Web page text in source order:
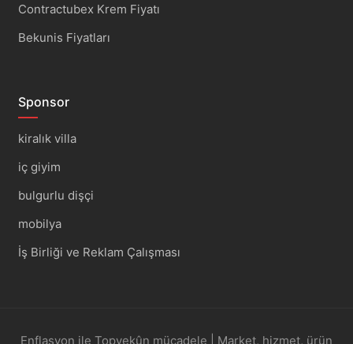
Contractubex Krem Fiyatı
Bekunis Fiyatları
Sponsor
kiralık villa
iç giyim
bulgurlu dişçi
mobilya
İş Birliği ve Reklam Çalışması
Enflasyon ile Topyekûn mücadele | Market, hizmet, ürün